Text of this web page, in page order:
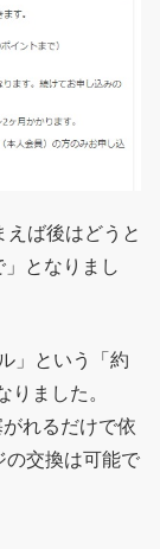
えば後はどうと
となりまし
」という「約
ました。
れるだけで依
の交換は可能で